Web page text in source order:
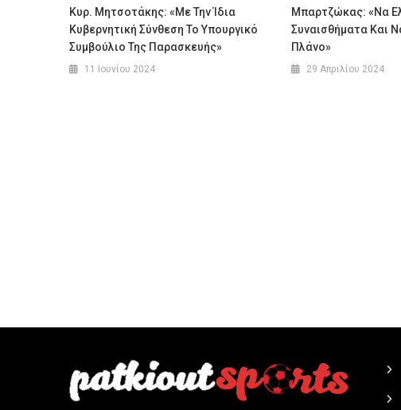
Κυρ. Μητσοτάκης: «Με Την Ίδια
Κυβερνητική Σύνθεση Το Υπουργικό
Συμβούλιο Της Παρασκευής»
11 Ιουνίου 2024
Μπαρτζώκας: «Να
Συναισθήματα Και
Πλάνο»
29 Απριλίου 2024